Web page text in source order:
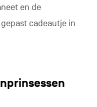
en de
cadeautje in